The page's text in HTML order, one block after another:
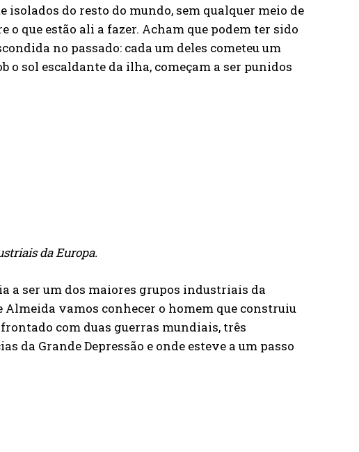
isolados do resto do mundo, sem qualquer meio de
o que estão ali a fazer. Acham que podem ter sido
no passado: cada um deles cometeu um
o sol escaldante da ilha, começam a ser punidos
da Europa.
a ser um dos maiores grupos industriais da
Almeida vamos conhecer o homem que construiu
com duas guerras mundiais, três
da Grande Depressão e onde esteve a um passo